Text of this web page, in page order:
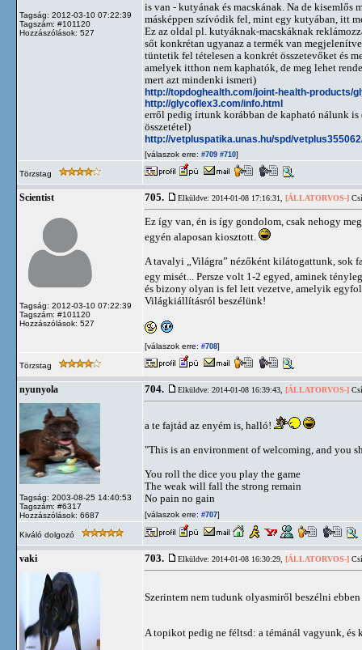
Tagság: 2012-03-10 07:22:39
Tagszám: #101120
Hozzászólások: 527
is van - kutyának és macskának. Na de kisemlős
másképpen szívódik fel, mint egy kutyában, itt
Ez az oldal pl. kutyáknak-macskáknak
sőt konkrétan ugyanaz a termék van
tüntetik fel tételesen a konkrét összetevőket és
amelyek itthon nem kaphatók, de meg lehet
mert azt mindenki ismeri)
http://topdoghealth.com/joint-health-products/
http://glycoflex3.com/info.html
erről pedig írtunk korábban de kapható nálunk is
összetétel)
http://vetpluspatika.unas.hu/spd/
[válaszok erre: #709 #710]
Törzstag
Scientist
Tagság: 2012-03-10 07:22:39
Tagszám: #101120
Hozzászólások: 527
705. Elküldve: 2014-01-08 17:16:31, [ÁLLATORVOS-]
Ez így van, én is így gondolom, csak nehogy
egyén alaposan kiosztott.
A tavalyi „Világra” nézőként kilátogattunk, sok
egy misét... Persze volt 1-2 egyed, aminek
és bizony olyan is fel lett vezetve, amelyik
Világkiállításról beszélünk!
[válaszok erre: #708]
Törzstag
nyunyola
Tagság: 2003-08-25 14:40:53
Tagszám: #6317
Hozzászólások: 6687
704. Elküldve: 2014-01-08 16:39:43, [ÁLLATORVOS-]
a te fajtád az enyém is, halló!
"This is an environment of welcoming, and you
You roll the dice you play the game
The weak will fall the strong remain
No pain no gain
[válaszok erre: #707]
Kiváló dolgozó
vaki 703. Elküldve: 2014-01-08 16:30:29, [ÁLLATORVOS-]
Szerintem nem tudunk olyasmiről beszélni
A topikot pedig ne féltsd: a témánál vagyunk, és